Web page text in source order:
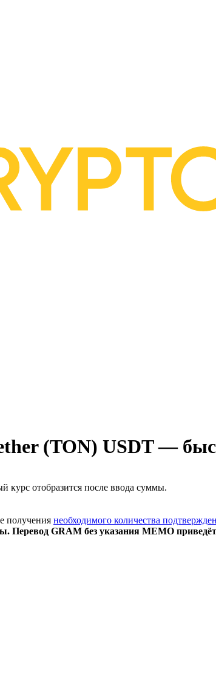
(TON) USDT —
курс отобразится после ввода суммы.
получения необходимого количества
Перевод GRAM без указания MEMO